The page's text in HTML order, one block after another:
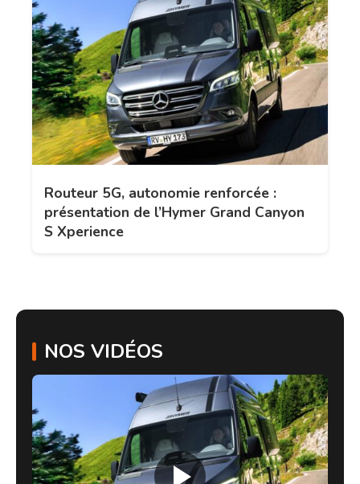
Routeur 5G, autonomie renforcée :
présentation de l’Hymer Grand Canyon
S Xperience
NOS VIDÉOS